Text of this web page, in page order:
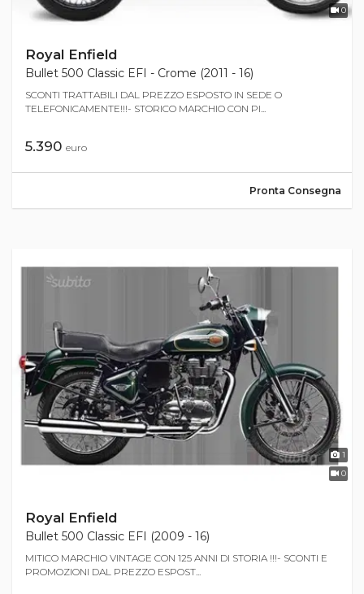
0
Royal Enfield
Bullet 500 Classic EFI - Crome (2011 - 16)
SCONTI TRATTABILI DAL PREZZO ESPOSTO IN SEDE O
TELEFONICAMENTE!!!- STORICO MARCHIO CON PI...
5.390 euro
Pronta Consegna
1
0
Royal Enfield
Bullet 500 Classic EFI (2009 - 16)
MITICO MARCHIO VINTAGE CON 125 ANNI DI STORIA !!!- SCONTI E
PROMOZIONI DAL PREZZO ESPOST...